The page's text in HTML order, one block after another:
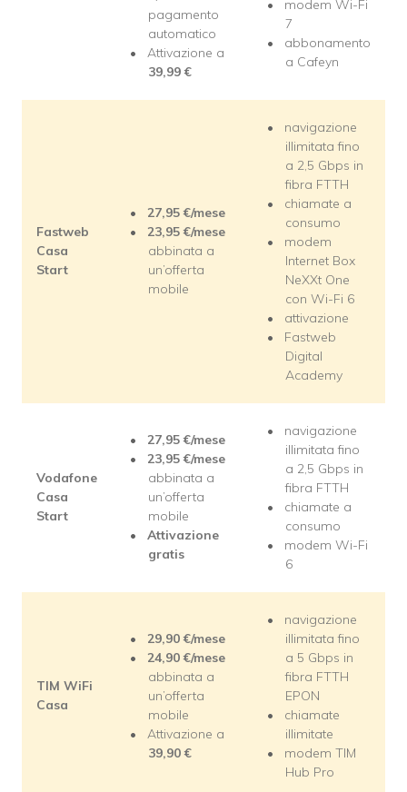
pagamento
automatico
Attivazione a
39,99€
modem Wi-Fi
7
abbonamento
a Cafeyn
Fastweb
Casa
Start
27,95€/mese
23,95 €/mese
abbinata a
un’offerta
mobile
navigazione
illimitata fino
a 2,5 Gbps in
fibra FTTH
chiamate a
consumo
modem
Internet Box
NeXXt One
con Wi-Fi 6
attivazione
Fastweb
Digital
Academy
Vodafone
Casa
Start
27,95€/mese
23,95 €/mese
abbinata a
un’offerta
mobile
Attivazione
gratis
navigazione
illimitata fino
a 2,5 Gbps in
fibra FTTH
chiamate a
consumo
modem Wi-Fi
6
TIM WiFi
Casa
29,90€/mese
24,90 €/mese
abbinata a
un’offerta
mobile
Attivazione a
39,90€
navigazione
illimitata fino
a 5 Gbps in
fibra FTTH
EPON
chiamate
illimitate
modem TIM
Hub Pro